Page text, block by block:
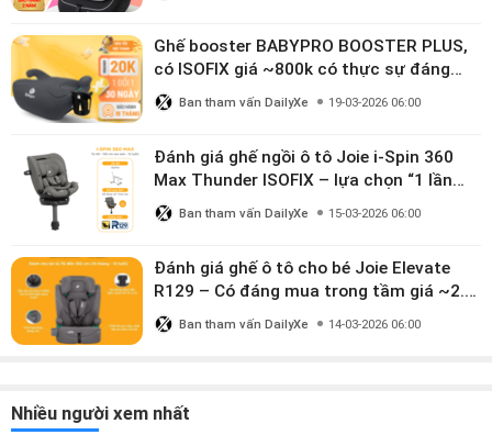
Ghế booster BABYPRO BOOSTER PLUS,
có ISOFIX giá ~800k có thực sự đáng
mua?
Ban tham vấn DailyXe 19-03-2026 06:00
Đánh giá ghế ngồi ô tô Joie i-Spin 360
Max Thunder ISOFIX – lựa chọn “1 lần
dùng đến 12 năm” có đáng giá gần 9
triệu?
Ban tham vấn DailyXe 15-03-2026 06:00
Đánh giá ghế ô tô cho bé Joie Elevate
R129 – Có đáng mua trong tầm giá ~2.8
triệu?
Ban tham vấn DailyXe 14-03-2026 06:00
Nhiều người xem nhất